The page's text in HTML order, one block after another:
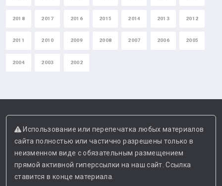
2018 2017 2016 2015 2014 2013 2012
2011 2010 2009 2008 2007 2006 2005
2004 2003 2002
Использование или перепечатка любых материалов
сайта полностью или частично разрешены только в
неизменном виде с обязательным размещением
прямой активной гиперссылки на наш сайт. Ссылка
ставится в конце материала.